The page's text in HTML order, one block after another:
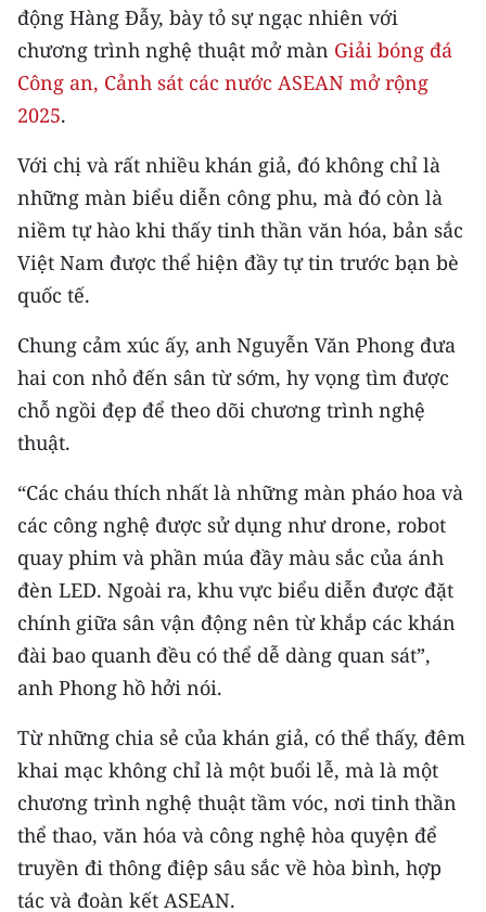
RADIO
MEDIA CENTER
Video
Media Chính trị
Media Kinh tế
Media Văn hóa
Media Xã hội
Media Pháp luật
Media Du lịch
Media Thế giới
Media Thể thao
Media Giáo dục
Media Y tế
Media Môi trường
Ảnh
Infographic
động Hàng Đẫy, bày tỏ sự ngạc nhiên với
chương trình nghệ thuật mở màn Giải bóng đá
Công an, Cảnh sát các nước ASEAN mở rộng
2025.
Với chị và rất nhiều khán giả, đó không chỉ là
những màn biểu diễn công phu, mà đó còn là
niềm tự hào khi thấy tinh thần văn hóa, bản sắc
Việt Nam được thể hiện đầy tự tin trước bạn bè
quốc tế.
Chung cảm xúc ấy, anh Nguyễn Văn Phong đưa
hai con nhỏ đến sân từ sớm, hy vọng tìm được
chỗ ngồi đẹp để theo dõi chương trình nghệ
thuật.
“Các cháu thích nhất là những màn pháo hoa và
các công nghệ được sử dụng như drone, robot
quay phim và phần múa đầy màu sắc của ánh
đèn LED. Ngoài ra, khu vực biểu diễn được đặt
chính giữa sân vận động nên từ khắp các khán
đài bao quanh đều có thể dễ dàng quan sát”,
anh Phong hồ hởi nói.
Từ những chia sẻ của khán giả, có thể thấy, đêm
khai mạc không chỉ là một buổi lễ, mà là một
chương trình nghệ thuật tầm vóc, nơi tinh thần
thể thao, văn hóa và công nghệ hòa quyện để
truyền đi thông điệp sâu sắc về hòa bình, hợp
tác và đoàn kết ASEAN.